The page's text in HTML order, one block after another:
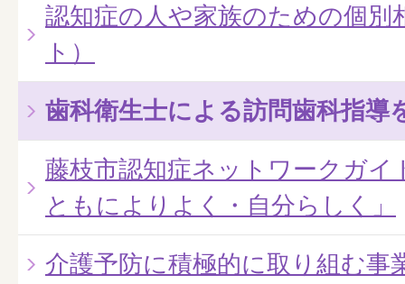
認知症の人や家族のための個別
ト）
歯科衛生士による訪問歯科指導
藤枝市認知症ネットワークガイ
ともによりよく・自分らしく」
介護予防に積極的に取り組む事